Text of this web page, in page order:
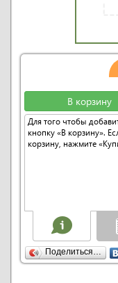
В корзину
Для того чтобы
кнопку «В корзину».
корзину, нажмите
Поделиться…